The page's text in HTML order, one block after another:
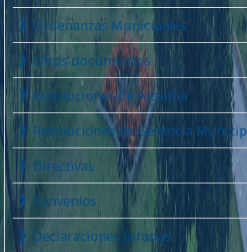
Ordenanzas Municipales
Otros documentos
Resoluciones de Alcaldía
Resoluciones de Gerencia
Directivas
Convenios
Declaraciones Juradas